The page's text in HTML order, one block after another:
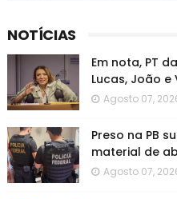
NOTÍCIAS
Em nota, PT
Lucas, João e
Agosto 07,
Preso na PB
material de
Agosto 07,